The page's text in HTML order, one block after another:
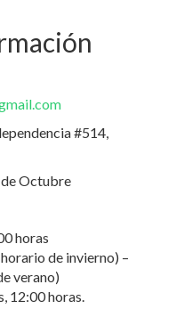
#514,
Octubre
horas
de invierno) –
verano)
12:00 horas.